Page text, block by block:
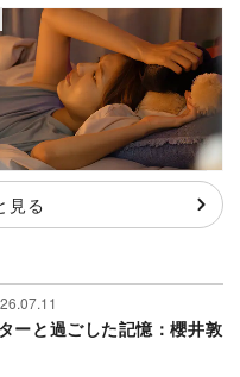
見る
ーと過ごした記憶：櫻井敦